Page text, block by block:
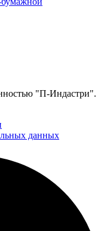
"П-Индастри".
данных